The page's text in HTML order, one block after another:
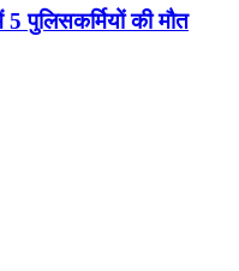
पुलिसकर्मियों की मौत